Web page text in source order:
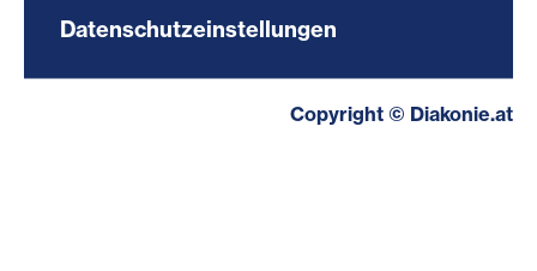
Datenschutzeinstellungen
Copyright © Diakonie.at